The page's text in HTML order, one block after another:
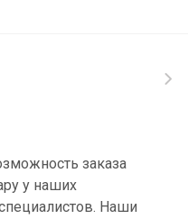
заказа
у наших
Наши